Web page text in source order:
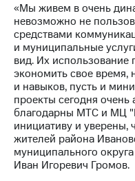
о
погашении
именных
облигаций
Другое
Регистратор
Реквизиты
Контакты
развитие
деловая этика
На главную
«Мы живем в очень
невозможно не
средствами
и муниципальные
вид. Их использование
экономить свое время,
и навыков, пусть и
проекты сегодня
благодарны МТС и МЦ
инициативу и уверены,
жителей района
муниципального
Иван Игоревич Громов.